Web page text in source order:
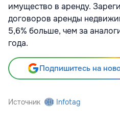
имущество в аренду.
договоров аренды
5,6% больше, чем за
года.
Подпишитесь на
Источник Infotag